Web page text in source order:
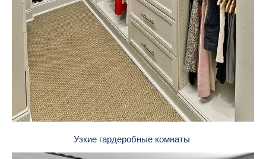
Узкие гардеробные комнаты